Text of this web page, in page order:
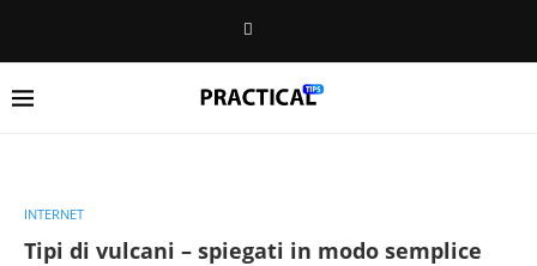
INTERNET
Tipi di vulcani – spiegati in modo semplice